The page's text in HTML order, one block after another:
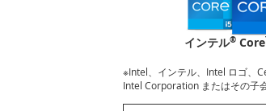
インテル®Core
※Intel、インテル、Intel ロゴ、
Intel Corporation またはその子